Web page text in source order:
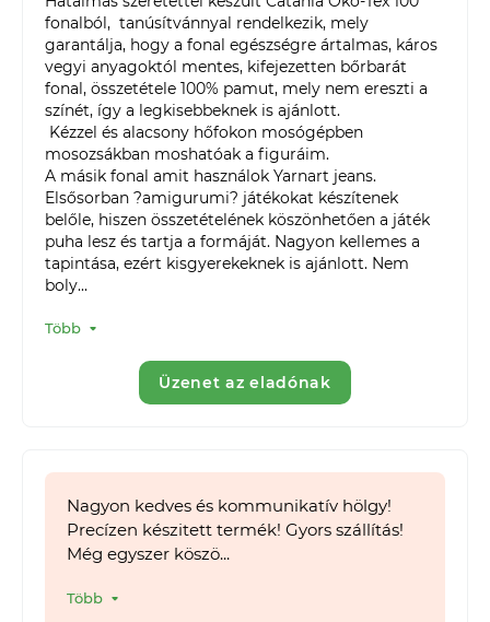
fonalból,  tanúsítvánnyal rendelkezik, mely
garantálja, hogy a fonal egészségre ártalmas, káros
vegyi anyagoktól mentes, kifejezetten bőrbarát
fonal, összetétele 100% pamut, mely nem ereszti a
színét, így a legkisebbeknek is ajánlott.
mosozsákban moshatóak a figuráim.
A másik fonal amit használok Yarnart jeans.
Elsősorban ?amigurumi? játékokat készítenek
belőle, hiszen összetételének köszönhetően a játék
puha lesz és tartja a formáját. Nagyon kellemes a
tapintása, ezért kisgyerekeknek is ajánlott. Nem
boly...
Több
Üzenet az eladónak
Nagyon kedves és kommunikatív hölgy!
Precízen készitett termék! Gyors szállítás!
Még egyszer köszö...
Több